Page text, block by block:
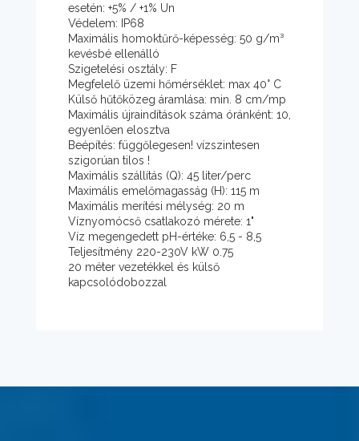
esetén: +5% / +1% Un
Védelem: IP68
Maximális homoktűrő-képesség: 50 g/m³
kevésbé ellenálló
Szigetelési osztály: F
Megfelelő üzemi hőmérséklet: max 40° C
Külső hűtőközeg áramlása: min. 8 cm/mp
Maximális újraindítások száma óránként: 10,
egyenlően elosztva
Beépítés: függőlegesen! vízszintesen
szigorúan tilos !
Maximális szállítás (Q): 45 liter/perc
Maximális emelőmagasság (H): 115 m
Maximális merítési mélység: 20 m
Víznyomócső csatlakozó mérete: 1"
Víz megengedett pH-értéke: 6,5 - 8,5
Teljesítmény 220-230V kW 0.75
20 méter vezetékkel és külső
kapcsolódobozzal